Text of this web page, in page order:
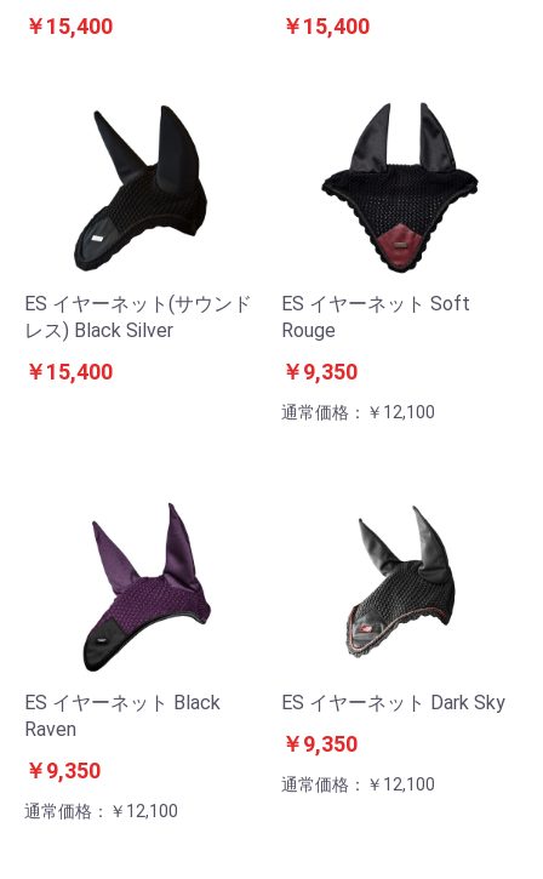
￥15,400 ￥15,400
ES イヤーネット(サウンド
レス) Black Silver
￥15,400
ES イヤーネット Soft
Rouge
￥9,350
通常価格：￥12,100
ES イヤーネット Black
Raven
￥9,350
通常価格：￥12,100
ES イヤーネット Dark Sky
￥9,350
通常価格：￥12,100